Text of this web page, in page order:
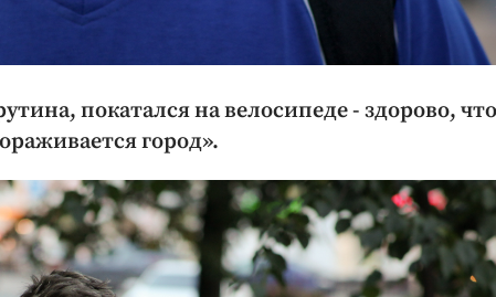
покатался на велосипеде - здорово, что
город».